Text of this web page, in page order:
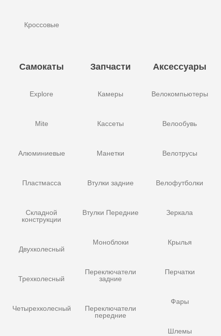
Кроссовые
Самокаты
Explore
Mite
Алюминиевые
Пластмасса
Складной
конструкции
Двухколесный
Трехколесный
Четырехколесный
Запчасти
Камеры
Кассеты
Манетки
Втулки задние
Втулки Передние
Моноблоки
Переключатели
задние
Переключатели
передние
Аксессуары
Велокомпьютеры
Велообувь
Велотрусы
Велофутболки
Зеркала
Крылья
Перчатки
Фары
Шлемы